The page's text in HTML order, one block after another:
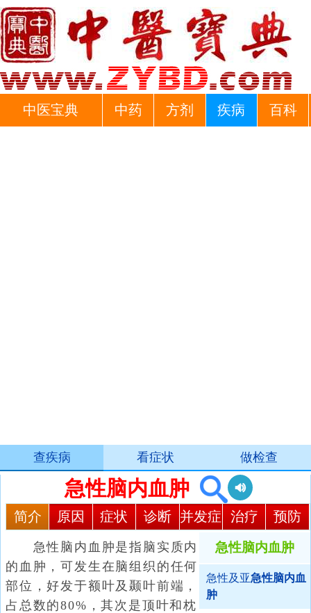
中医宝典 中药 方剂 疾病 百科
查疾病 看症状 做检查
急性脑内血肿
简介 原因 症状 诊断 并发症 治疗 预防
急性脑内血肿
急性及亚急性脑内血
肿
急性脑内血肿是指脑实质内
的血肿，可发生在脑组织的任何
部位，好发于额叶及颞叶前端，
占总数的80%，其次是顶叶和枕